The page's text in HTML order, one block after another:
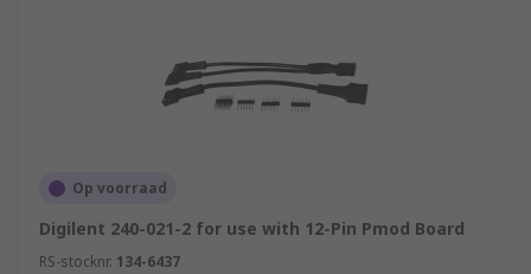
Op voorraad
Digilent 240-021-2 for use with 12-Pin Pmod Board
RS-stocknr. 134-6437